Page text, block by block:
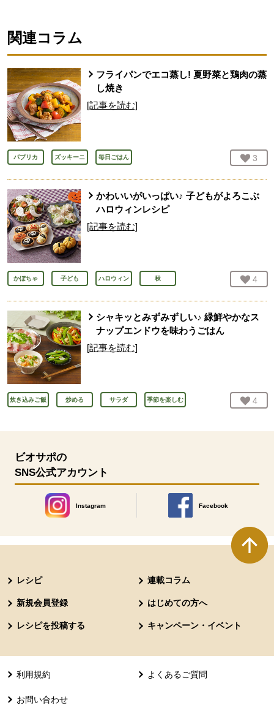
関連コラム
フライパンでエコ蒸し! 夏野菜と鶏肉の蒸
し焼き
[記事を読む]
パプリカ ズッキーニ 毎日ごはん お気
3
かわいいがいっぱい♪ 子どもがよろこぶ
ハロウィンレシピ
[記事を読む]
かぼちゃ 子ども ハロウィン 秋 お気
4
シャキッとみずみずしい♪ 緑鮮やかなス
ナップエンドウを味わうごはん
[記事を読む]
炊き込みご飯 炒める サラダ 季節を楽しむ お気
4
ビオサポの
SNS公式アカウント
Instagram
別のウィンドウで開きます。
Facebook
別のウィンドウで開きます
レシピ 連載コラム
新規会員登録 はじめての方へ
レシピを投稿する キャンペーン・イベント
利用規約 よくあるご質問
お問い合わせ